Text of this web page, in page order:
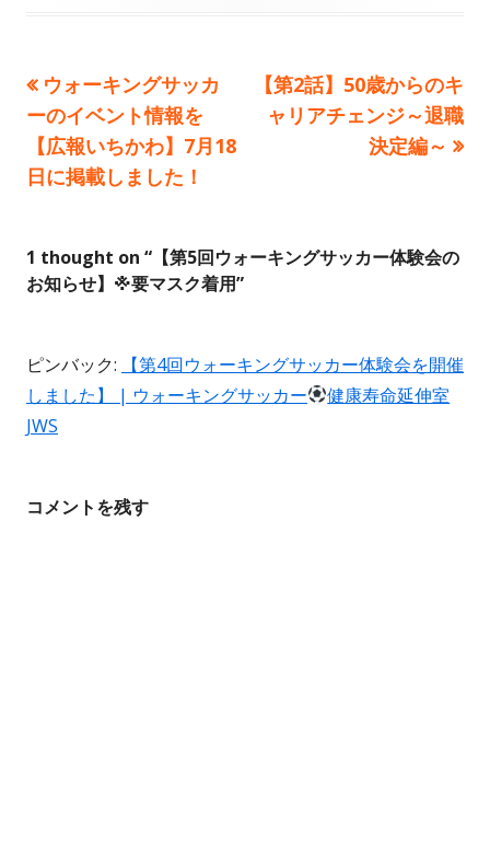
投
稿
ナ
ゲ
シ
ョ
前
の
記
事:
ウォーキングサッカ
ーのイベント情報を
【広報いちかわ】7月18
日に掲載しました！
次
の
【第2話】50歳からのキ
ャリアチェンジ～退職
決定編～
1 thought on “ 【第5回ウォーキングサッカー体験会の
お知らせ】※要マスク着用”
ピンバック:
【第4回ウォーキングサッカー体験会を開催
しました】 | ウォーキングサッカー
健康寿命延伸室
JWS
コメントを残す